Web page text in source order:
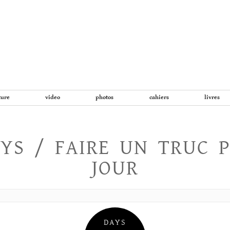
video photos cahiers livres
/ FAIRE UN TRUC
JOUR
DAYS